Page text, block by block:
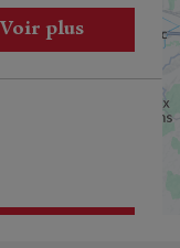
Voir plus